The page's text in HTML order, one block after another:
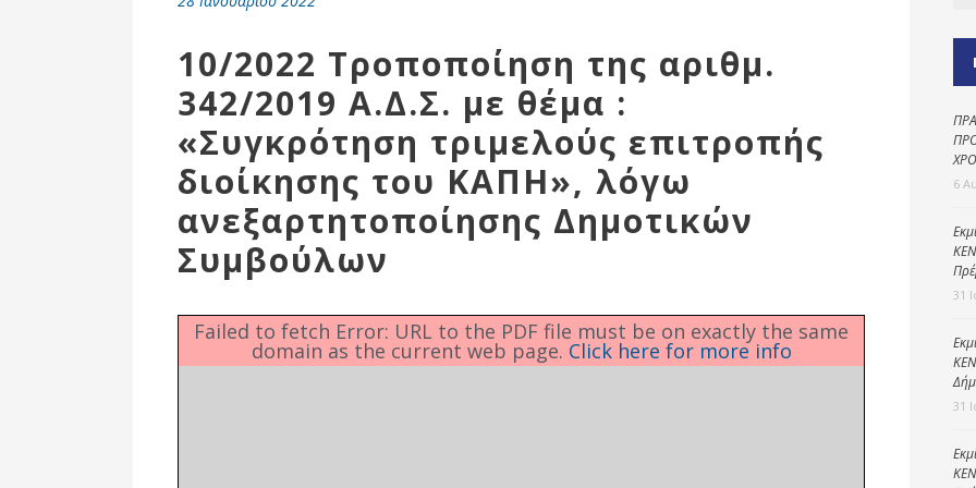
Ενότητες
Γραφείο εσόδων
Παιδικοί σταθμοί
Αθλητικές
10/2022 Τροποποίηση της αριθμ.
342/2019 Α.Δ.Σ. με θέμα :
«Συγκρότηση τριμελούς επιτροπής
διοίκησης του ΚΑΠΗ», λόγω
ανεξαρτητοποίησης Δημοτικών
Συμβούλων
Failed to fetch Error: URL to the PDF file must be on exactly the same
domain as the current web page. Click here for more info
6
31
31